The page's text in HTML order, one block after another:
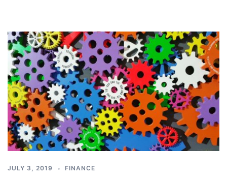
JULY 3, 2019 FINANCE